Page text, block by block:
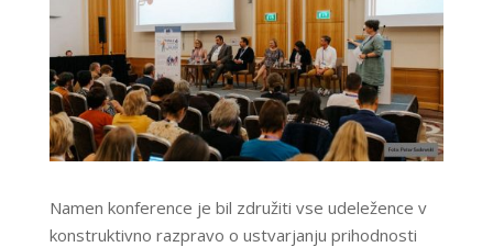
Namen konference je bil združiti vse udeležence v
konstruktivno razpravo o ustvarjanju prihodnosti